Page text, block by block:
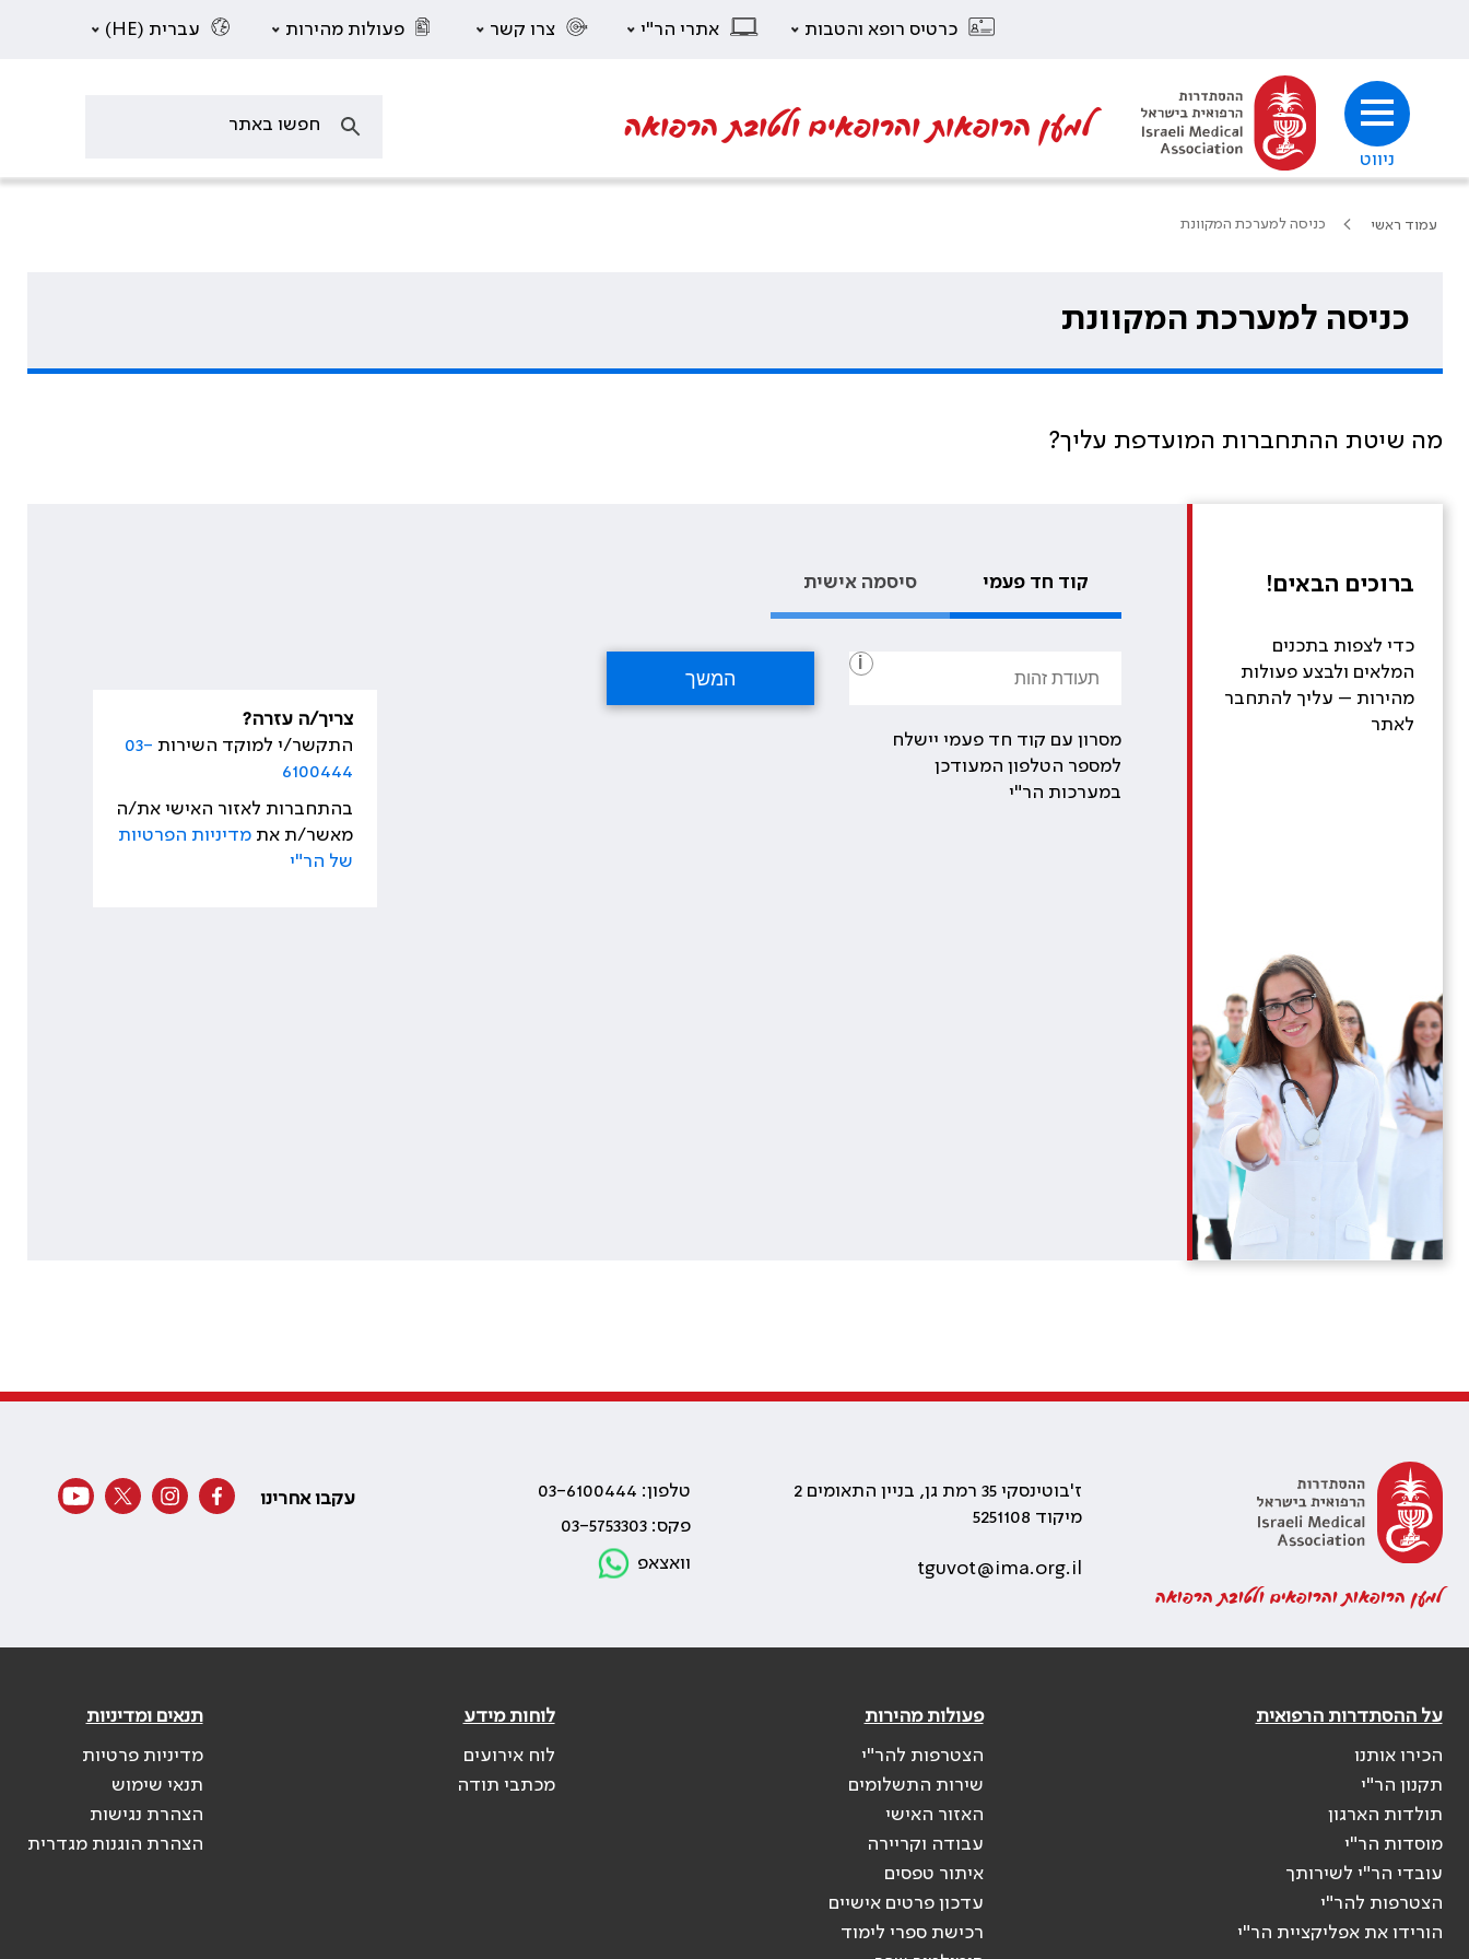
כרטיס רופא והטבות אתרי הר"י צרו קשר פעולות מהירות עברית (HE)
ניווט
למען הרופאות והרופאים ולטובת הרפואה
עמוד ראשי כניסה למערכת המקוונת
כניסה למערכת המקוונת
מה שיטת ההתחברות המועדפת עליך?
ברוכים הבאים!
כדי לצפות בתכנים
המלאים ולבצע פעולות
מהירות – עליך להתחבר
לאתר
קוד חד פעמי סיסמה אישית
i
מסרון עם קוד חד פעמי יישלח
למספר הטלפון המעודכן
במערכות הר"י
צריך/ה עזרה?
התקשר/י למוקד השירות 03-
6100444
בהתחברות לאזור האישי את/ה
מאשר/ת אתמדיניות הפרטיות
של הר"י
למען הרופאות והרופאים ולטובת הרפואה
ז'בוטינסקי 35 רמת גן, בניין התאומים 2
מיקוד 5251108
tguvot@ima.org.il
טלפון: 03-6100444
פקס: 03-5753303
וואצאפ
עקבו אחרינו
על ההסתדרות הרפואית
הכירו אותנו
תקנון הר"י
תולדות הארגון
מוסדות הר"י
עובדי הר"י לשירותך
הצטרפות להר"י
הורידו את אפליקציית הר"י
פעולות מהירות
הצטרפות להר"י
שירות התשלומים
האזור האישי
עבודה וקריירה
איתור טפסים
עדכון פרטים אישיים
רכישת ספרי לימוד
לוחות מידע
לוח אירועים
מכתבי תודה
תנאים ומדיניות
מדיניות פרטיות
תנאי שימוש
הצהרת נגישות
הצהרת הוגנות מגדרית